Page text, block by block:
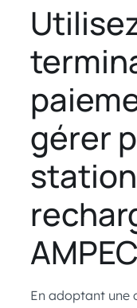
gérer
En adoptant une